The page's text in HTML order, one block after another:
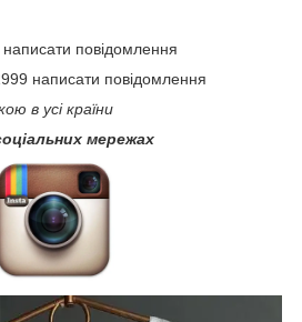
повідомлення
написати повідомлення
в усі країни
мережах